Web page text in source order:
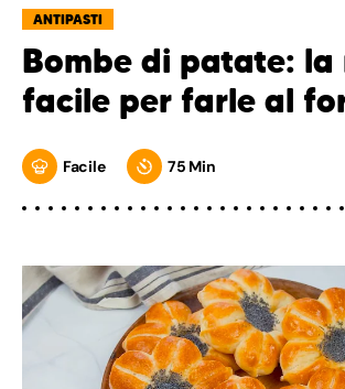
ANTIPASTI
Bombe di patate:
facile per farle al
Facile 75 Min